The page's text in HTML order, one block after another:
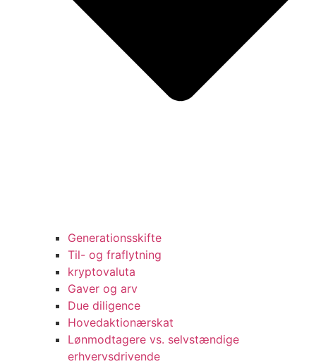
Generationsskifte
Til- og fraflytning
kryptovaluta
Gaver og arv
Due diligence
Hovedaktionærskat
Lønmodtagere vs. selvstændige
erhvervsdrivende